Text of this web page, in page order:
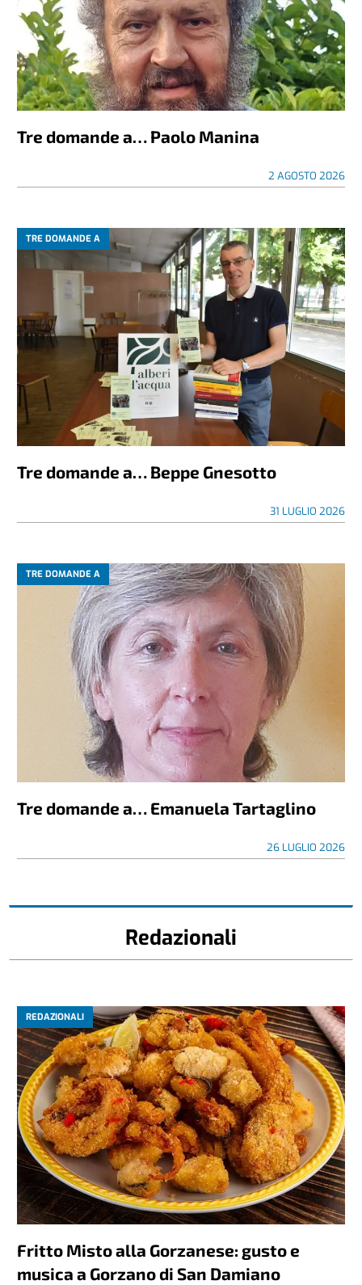
Tre domande a… Paolo Manina
2 AGOSTO 2026
TRE DOMANDE A
Tre domande a… Beppe Gnesotto
31 LUGLIO 2026
TRE DOMANDE A
Tre domande a… Emanuela Tartaglino
26 LUGLIO 2026
Redazionali
REDAZIONALI
Fritto Misto alla Gorzanese: gusto e
musica a Gorzano di San Damiano